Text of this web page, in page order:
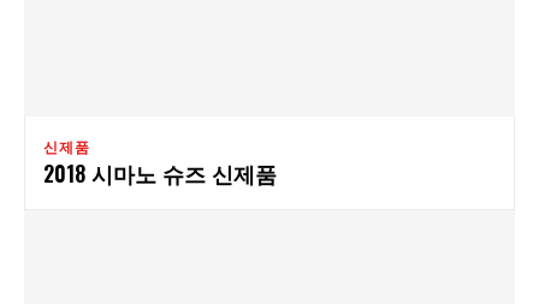
신제품
2018 시마노 슈즈 신제품